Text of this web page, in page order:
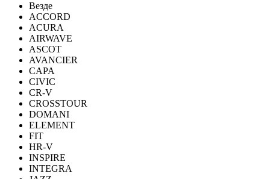
Везде
ACCORD
ACURA
AIRWAVE
ASCOT
AVANCIER
CAPA
CIVIC
CR-V
CROSSTOUR
DOMANI
ELEMENT
FIT
HR-V
INSPIRE
INTEGRA